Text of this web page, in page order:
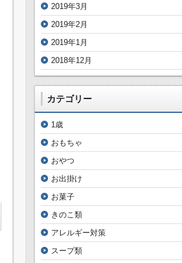
2019年3月
2019年2月
2019年1月
2018年12月
カテゴリー
1歳
おもちゃ
おやつ
お出掛け
お菓子
きのこ類
アレルギー対策
スープ類